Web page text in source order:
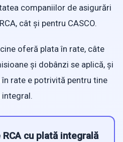
companiilor de asigurări
cât și pentru CASCO.
oferă plata în rate, câte
și dobânzi se aplică, și
rate e potrivită pentru tine
integral.
cu plată integrală